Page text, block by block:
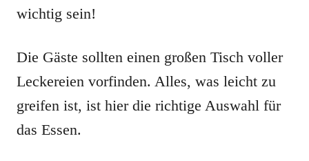
wichtig sein!
Die Gäste sollten einen großen Tisch voller
Leckereien vorfinden. Alles, was leicht zu
greifen ist, ist hier die richtige Auswahl für
das Essen.